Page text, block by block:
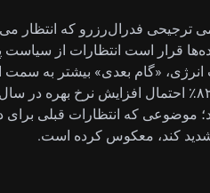
۳.۳٪ در آوریل. این داده‌ها قرار است انتظارات
انرژی، «گام بعدی» بیشتر به
که انتظارات قبلی برای
کند، معکوس کرده است.